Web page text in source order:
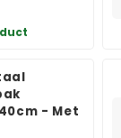
- Met